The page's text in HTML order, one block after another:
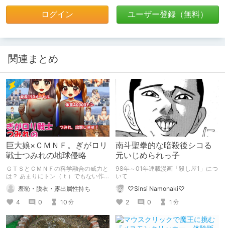
ログイン ユーザー登録（無料）
関連まとめ
巨大娘×ＣＭＮＦ。ぎがロリ
戦士つみれの地球侵略
ＧＴＳとＣＭＮＦの科学融合の威力と
は？ あまりにトン（ｔ）でもない作
品が爆誕しました。 ＣＭＮＦ史上最
大質量の女の子、隠すところも逃げ場
もなし！
羞恥・脱衣・露出属性持ち
4
0 10 分
南斗聖拳的な暗殺後シコる
元いじめられっ子
98年～01年連載漫画「殺し屋1」につ
いて
♡Sinsi Namonaki♡
2
0 1 分